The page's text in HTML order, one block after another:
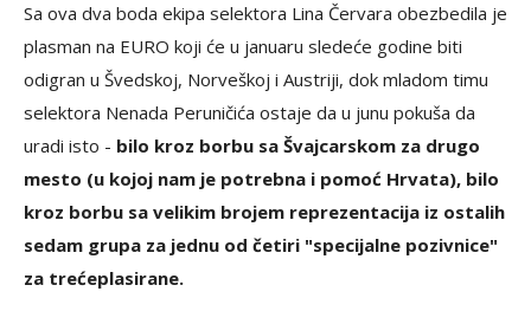
Sa ova dva boda ekipa selektora Lina Červara obezbedila je
plasman na EURO koji će u januaru sledeće godine biti
odigran u Švedskoj, Norveškoj i Austriji, dok mladom timu
selektora Nenada Peruničića ostaje da u junu pokuša da
uradi isto - bilo kroz borbu sa Švajcarskom za drugo
mesto (u kojoj nam je potrebna i pomoć Hrvata), bilo
kroz borbu sa velikim brojem reprezentacija iz ostalih
sedam grupa za jednu od četiri "specijalne pozivnice"
za trećeplasirane.